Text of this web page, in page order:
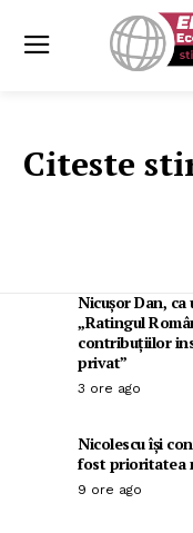
Citeste
Nicușor Dan,
„Ratingul
contribuțiilor
privat”
3 ore ago
Nicolescu își
fost prioritatea
9 ore ago